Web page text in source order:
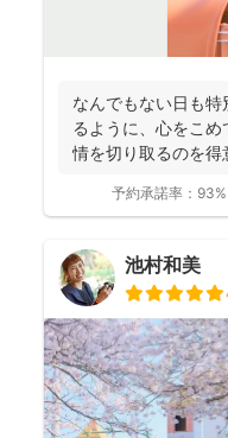
なんでもない日も
るように、心をこ
情を切り取るのを
予約承諾率： 93%
池村和美